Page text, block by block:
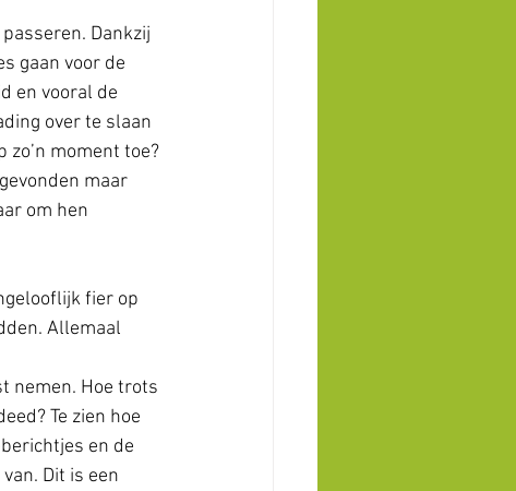
Dankzij
gaan voor de
en vooral de
over te slaan
moment toe?
maar
om hen
fier op
Allemaal
nemen. Hoe trots
Te zien hoe
en de
Dit is een